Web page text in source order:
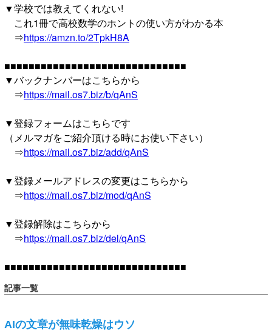
▼学校では教えてくれない!
これ1冊で高校数学のホントの使い方がわかる本
⇒https://amzn.to/2TpkH8A
■■■■■■■■■■■■■■■■■■■■■■■■■■■■■■
▼バックナンバーはこちらから
⇒https://mail.os7.biz/b/qAnS
▼登録フォームはこちらです
（メルマガをご紹介頂ける時にお使い下さい）
⇒https://mail.os7.biz/add/qAnS
▼登録メールアドレスの変更はこちらから
⇒https://mail.os7.biz/mod/qAnS
▼登録解除はこちらから
⇒https://mail.os7.biz/del/qAnS
■■■■■■■■■■■■■■■■■■■■■■■■■■■■■■
記事一覧
AIの文章が無味乾燥はウソ